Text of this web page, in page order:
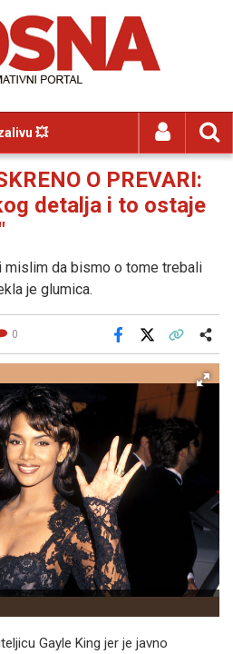
💥
O PREVARI:
detalja i to ostaje
mislim da bismo o tome trebali
je glumica.
0
Facebook
Gayle King jer je javno